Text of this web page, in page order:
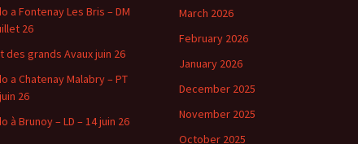
a Fontenay Les Bris – DM
26
des grands Avaux juin 26
a Chatenay Malabry – PT
26
à Brunoy – LD – 14 juin 26
March 2026
February 2026
January 2026
December 2025
November 2025
October 2025